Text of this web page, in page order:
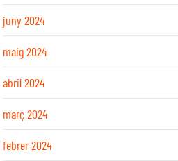
juny 2024
maig 2024
abril 2024
març 2024
febrer 2024